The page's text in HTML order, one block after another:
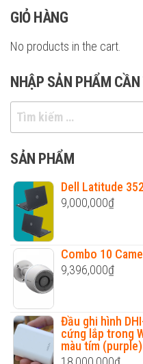
GIỎ HÀNG
No products in the cart.
NHẬP SẢN PHẨM CẦN
Tìm
kiếm
cho:
SẢN PHẨM
Dell Latitude
9,000,000₫
Combo 10
9,396,000₫
Đầu ghi hình
cứng lắp trong
màu tím